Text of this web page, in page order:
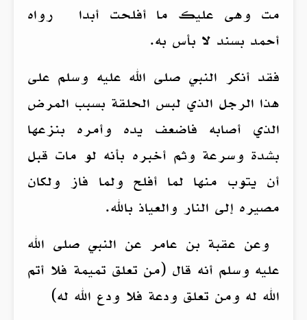
مت وهى عليك ما أفلحت أبدا رواه
أحمد بسند لا بأس به.
فقد أنكر النبي صلى الله عليه وسلم على
هذا الرجل الذي لبس الحلقة بسبب المرض
الذي أصابه فاضعف يده وأمره بنزعها
بشدة وسرعة وثم أخبره بأنه لو مات قبل
أن يتوب منها لما أفلح ولما فاز ولكان
مصيره إلى النار والعياذ بالله.
وعن عقبة بن عامر عن النبي صلى الله
عليه وسلم أنه قال (من تعلق تميمة فلا أتم
الله له ومن تعلق ودعة فلا ودع الله له)